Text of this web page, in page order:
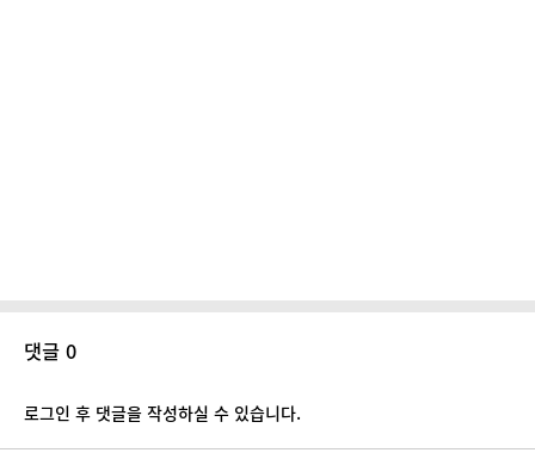
댓글 0
로그인 후 댓글을 작성하실 수 있습니다.